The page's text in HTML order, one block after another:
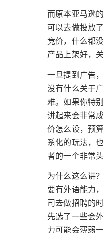
而原本亚马逊
可以去做投放
竞价，什么都
产品上架好，
一旦提到广告
没有什么关于
难。如果你特
讲起来会非常
价怎么设，预
系化的玩法，
者的一个非常
为什么这么讲
要有外语能力
司去做招聘的
先选了一些会
力可能会薄弱